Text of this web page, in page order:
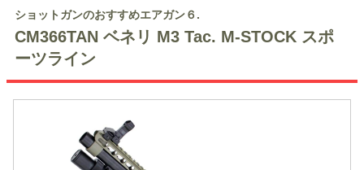
ショットガンのおすすめエアガン６.
CM366TAN ベネリ M3 Tac. M-STOCK スポ
ーツライン